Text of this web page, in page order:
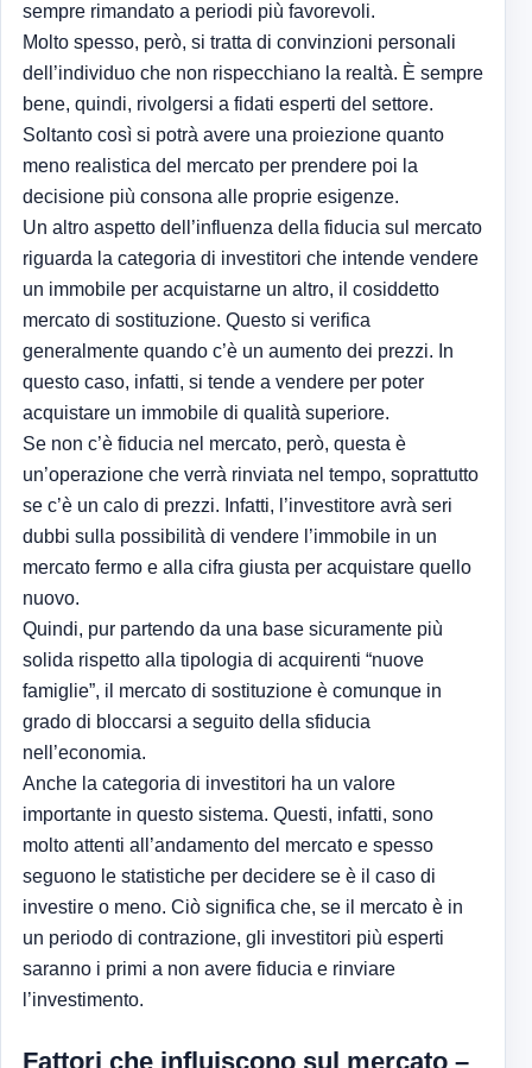
sempre rimandato a periodi più favorevoli.
Molto spesso, però, si tratta di convinzioni personali
dell’individuo che non rispecchiano la realtà. È sempre
bene, quindi, rivolgersi a fidati esperti del settore.
Soltanto così si potrà avere una proiezione quanto
meno realistica del mercato per prendere poi la
decisione più consona alle proprie esigenze.
Un altro aspetto dell’influenza della fiducia sul mercato
riguarda la categoria di investitori che intende vendere
un immobile per acquistarne un altro, il cosiddetto
mercato di sostituzione. Questo si verifica
generalmente quando c’è un aumento dei prezzi. In
questo caso, infatti, si tende a vendere per poter
acquistare un immobile di qualità superiore.
Se non c’è fiducia nel mercato, però, questa è
un’operazione che verrà rinviata nel tempo, soprattutto
se c’è un calo di prezzi. Infatti, l’investitore avrà seri
dubbi sulla possibilità di vendere l’immobile in un
mercato fermo e alla cifra giusta per acquistare quello
nuovo.
Quindi, pur partendo da una base sicuramente più
solida rispetto alla tipologia di acquirenti “nuove
famiglie”, il mercato di sostituzione è comunque in
grado di bloccarsi a seguito della sfiducia
nell’economia.
Anche la categoria di investitori ha un valore
importante in questo sistema. Questi, infatti, sono
molto attenti all’andamento del mercato e spesso
seguono le statistiche per decidere se è il caso di
investire o meno. Ciò significa che, se il mercato è in
un periodo di contrazione, gli investitori più esperti
saranno i primi a non avere fiducia e rinviare
l’investimento.
Fattori che influiscono sul mercato –